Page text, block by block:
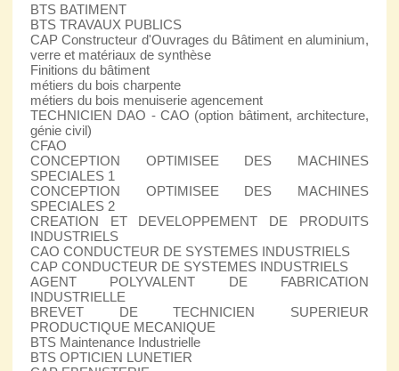
BTS BATIMENT
BTS TRAVAUX PUBLICS
CAP Constructeur d'Ouvrages du Bâtiment en aluminium,
verre et matériaux de synthèse
Finitions du bâtiment
métiers du bois charpente
métiers du bois menuiserie agencement
TECHNICIEN DAO - CAO (option bâtiment, architecture,
génie civil)
CFAO
CONCEPTION OPTIMISEE DES MACHINES
SPECIALES 1
CONCEPTION OPTIMISEE DES MACHINES
SPECIALES 2
CREATION ET DEVELOPPEMENT DE PRODUITS
INDUSTRIELS
CAO CONDUCTEUR DE SYSTEMES INDUSTRIELS
CAP CONDUCTEUR DE SYSTEMES INDUSTRIELS
AGENT POLYVALENT DE FABRICATION
INDUSTRIELLE
BREVET DE TECHNICIEN SUPERIEUR
PRODUCTIQUE MECANIQUE
BTS Maintenance Industrielle
BTS OPTICIEN LUNETIER